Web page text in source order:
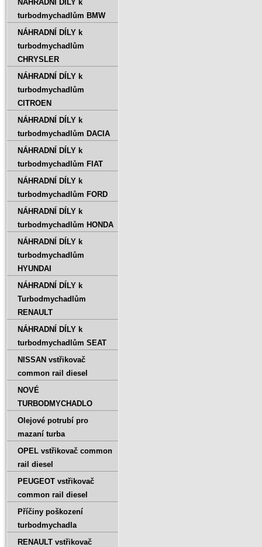
NÁHRADNÍ DÍLY k
turbodmychadlům BMW
NÁHRADNÍ DÍLY k
turbodmychadlům
CHRYSLER
NÁHRADNÍ DÍLY k
turbodmychadlům
CITROEN
NÁHRADNÍ DÍLY k
turbodmychadlům DACIA
NÁHRADNÍ DÍLY k
turbodmychadlům FIAT
NÁHRADNÍ DÍLY k
turbodmychadlům FORD
NÁHRADNÍ DÍLY k
turbodmychadlům HONDA
NÁHRADNÍ DÍLY k
turbodmychadlům
HYUNDAI
NÁHRADNÍ DÍLY k
Turbodmychadlům
RENAULT
NÁHRADNÍ DÍLY k
turbodmychadlům SEAT
NISSAN vstřikovač
common rail diesel
NOVÉ
TURBODMYCHADLO
Olejové potrubí pro
mazaní turba
OPEL vstřikovač common
rail diesel
PEUGEOT vstřikovač
common rail diesel
Příčiny poškození
turbodmychadla
RENAULT vstřikovač